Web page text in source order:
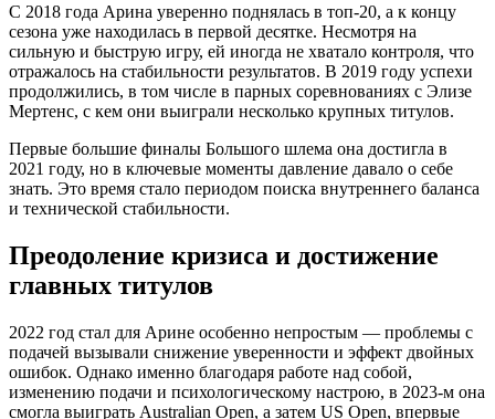
С 2018 года Арина уверенно поднялась в топ-20, а к концу
сезона уже находилась в первой десятке. Несмотря на
сильную и быструю игру, ей иногда не хватало контроля, что
отражалось на стабильности результатов. В 2019 году успехи
продолжились, в том числе в парных соревнованиях с Элизе
Мертенс, с кем они выиграли несколько крупных титулов.
Первые большие финалы Большого шлема она достигла в
2021 году, но в ключевые моменты давление давало о себе
знать. Это время стало периодом поиска внутреннего баланса
и технической стабильности.
Преодоление кризиса и достижение
главных титулов
2022 год стал для Арине особенно непростым — проблемы с
подачей вызывали снижение уверенности и эффект двойных
ошибок. Однако именно благодаря работе над собой,
изменению подачи и психологическому настрою, в 2023-м она
смогла выиграть Australian Open, а затем US Open, впервые